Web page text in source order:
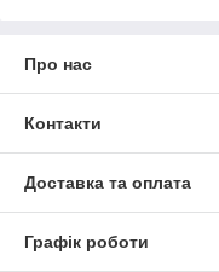
Про нас
Контакти
Доставка та оплата
Графік роботи